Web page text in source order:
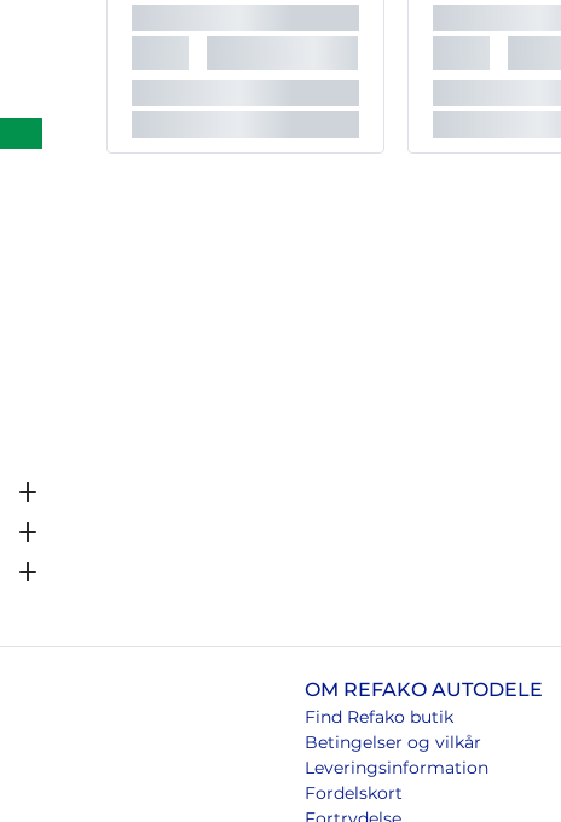
OM REFAKO AUTODELE
Find Refako butik
Betingelser og vilkår
Leveringsinformation
Fordelskort